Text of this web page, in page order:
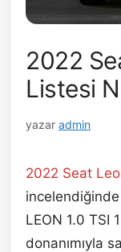
2022
Listesi
yazar admin
2022 Seat
LEON 1.0 TSI
donanımıyla